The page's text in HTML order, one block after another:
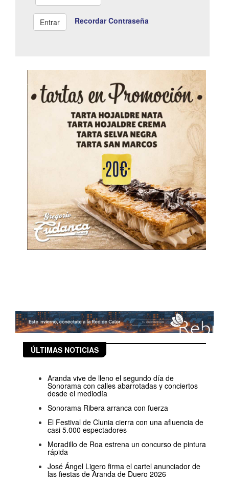
Recordar Contraseña
ÚLTIMAS NOTICIAS
Aranda vive de lleno el segundo día de
Sonorama con calles abarrotadas y conciertos
desde el mediodía
Sonorama Ribera arranca con fuerza
El Festival de Clunia cierra con una afluencia de
casi 5.000 espectadores
Moradillo de Roa estrena un concurso de pintura
rápida
José Ángel Ligero firma el cartel anunciador de
las fiestas de Aranda de Duero 2026